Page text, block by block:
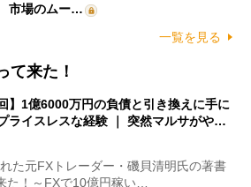
市場のムー…
一覧を見る
て来た！
】1億6000万円の負債と引き換えに手に
ライスレスな経験 ｜ 突然マルサがや…
た元FXトレーダー・磯貝清明氏の著書
た！～FXで10億円稼い…